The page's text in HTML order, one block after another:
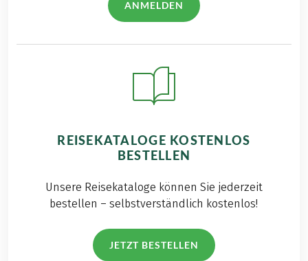
ANMELDEN
REISEKATALOGE KOSTENLOS
BESTELLEN
Unsere Reisekataloge können Sie jederzeit
bestellen – selbstverständlich kostenlos!
JETZT BESTELLEN